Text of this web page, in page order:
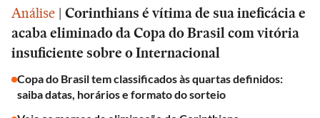
Análise | Corinthians é vítima de sua ineficácia e
acaba eliminado da Copa do Brasil com vitória
insuficiente sobre o Internacional
Copa do Brasil tem classificados às quartas definidos:
saiba datas, horários e formato do sorteio